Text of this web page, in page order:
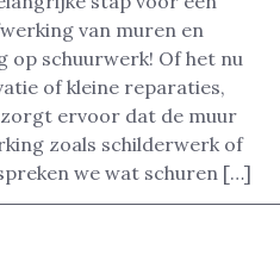
van muren en
op schuurwerk! Of het nu
of kleine reparaties,
ervoor dat de muur
zoals schilderwerk of
we wat schuren […]